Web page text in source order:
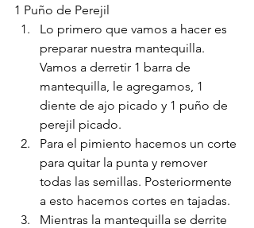
1 Puño de Perejil
Lo primero que vamos a hacer es
preparar nuestra mantequilla.
Vamos a derretir 1 barra de
mantequilla, le agregamos, 1
diente de ajo picado y 1 puño de
perejil picado.
Para el pimiento hacemos un corte
para quitar la punta y remover
todas las semillas. Posteriormente
a esto hacemos cortes en tajadas.
Mientras la mantequilla se derrite